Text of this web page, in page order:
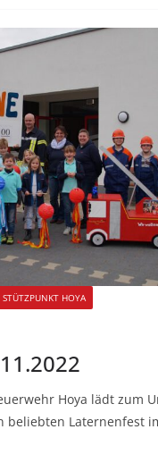
STÜTZPUNKT HOYA
Hoya lädt zum
beliebten Laternenfest